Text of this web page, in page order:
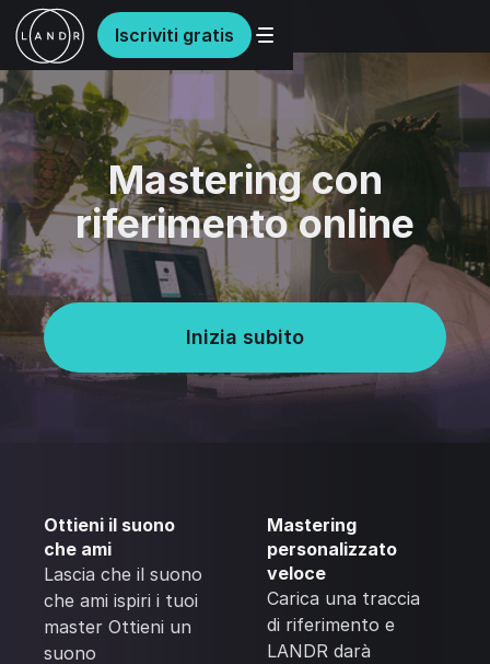
Iscriviti gratis
Mastering con
riferimento online
Inizia subito
Ottieni il suono
che ami
Lascia che il suono
che ami ispiri i tuoi
master Ottieni un
suono
Mastering
personalizzato
veloce
Carica una traccia
di riferimento e
LANDR darà